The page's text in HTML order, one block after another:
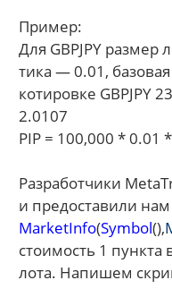
Пример:
Для GBPJPY размер
тика — 0.01,
котировке GBPJPY
2.0107
PIP = 100,000 * 0.01
Разработчики
и предоставили
MarketInfo(Symbol(),
стоимость 1 пункта
лота. Напишем